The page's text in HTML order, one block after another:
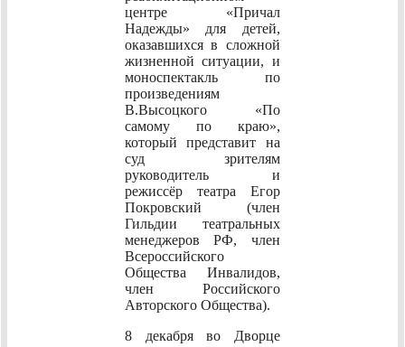
центре «Причал
Надежды» для детей,
оказавшихся в сложной
жизненной ситуации, и
моноспектакль по
произведениям
В.Высоцкого «По
самому по краю»,
который представит на
суд зрителям
руководитель и
режиссёр театра Егор
Покровский (член
Гильдии театральных
менеджеров РФ, член
Всероссийского
Общества Инвалидов,
член Российского
Авторского Общества).
8 декабря во Дворце